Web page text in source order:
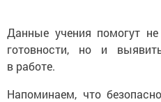
Данные учения помогут
готовности, но и
в работе.
Напоминаем, что